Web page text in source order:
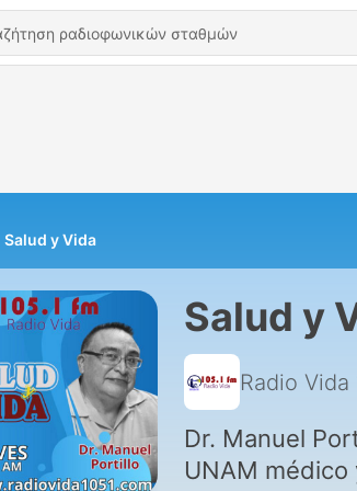
Salud y Vida
Salud y
Radio Vida
Dr. Manuel
UNAM médico